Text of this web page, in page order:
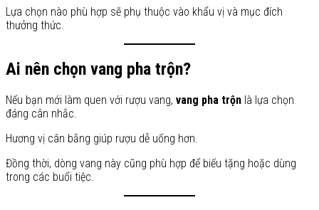
Lựa chọn nào phù hợp sẽ phụ thuộc vào khẩu vị và mục đích
thưởng thức.
Ai nên chọn vang pha trộn?
Nếu bạn mới làm quen với rượu vang, vang pha trộn là lựa chọn
đáng cân nhắc.
Hương vị cân bằng giúp rượu dễ uống hơn.
Đồng thời, dòng vang này cũng phù hợp để biếu tặng hoặc dùng
trong các buổi tiệc.